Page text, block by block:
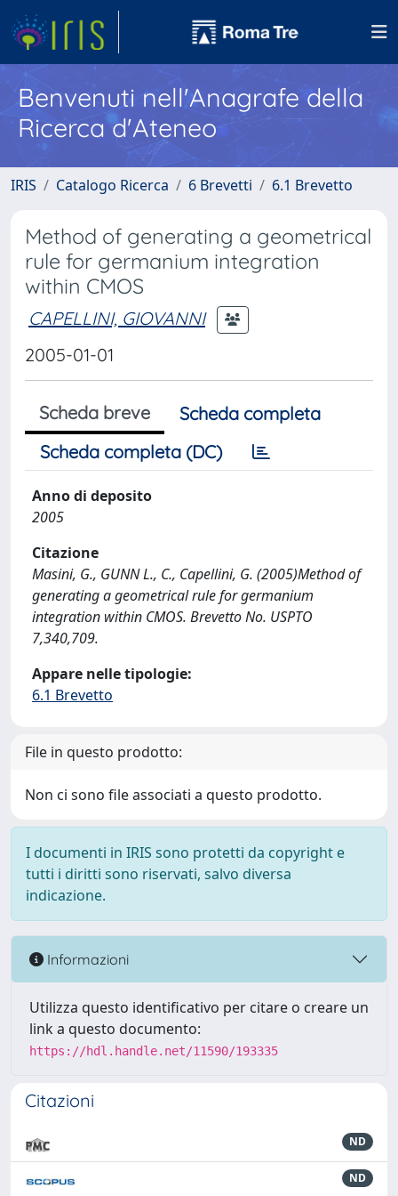
Benvenuti nell'Anagrafe della
Ricerca d'Ateneo
IRIS Catalogo Ricerca 6 Brevetti 6.1 Brevetto
Method of generating a geometrical
rule for germanium integration
within CMOS
CAPELLINI, GIOVANNI
2005-01-01
Scheda breve
Scheda completa
Scheda completa (DC)
Anno di deposito
2005
Citazione
Masini, G., GUNN L., C., Capellini, G. (2005)Method of
generating a geometrical rule for germanium
integration within CMOS. Brevetto No. USPTO
7,340,709.
Appare nelle tipologie:
6.1 Brevetto
File in questo prodotto:
Non ci sono file associati a questo prodotto.
I documenti in IRIS sono protetti da copyright e
tutti i diritti sono riservati, salvo diversa
indicazione.
Informazioni
Utilizza questo identificativo per citare o creare un
link a questo documento:
https://hdl.handle.net/11590/193335
Citazioni
ND
ND